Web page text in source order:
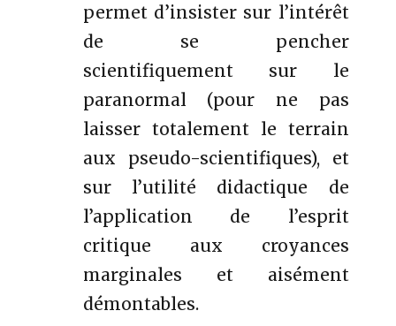
permet d’insister sur l’intérêt
de se pencher
scientifiquement sur le
paranormal (pour ne pas
laisser totalement le terrain
aux pseudo-scientifiques), et
sur l’utilité didactique de
l’application de l’esprit
critique aux croyances
marginales et aisément
démontables.